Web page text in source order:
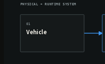
PHYSICAL + RUNTIME SYSTEM
01
Vehicle